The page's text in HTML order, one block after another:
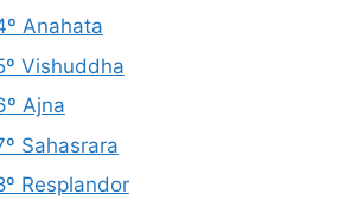
Anahata
Vishuddha
Ajna
Sahasrara
Resplandor